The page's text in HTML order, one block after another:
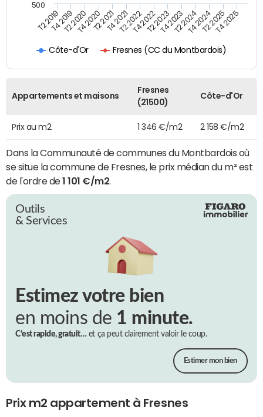
Côte-d'Or Fresnes (CC du Montbardois)
T2 2019T4 2019T2 2020T4 2020T2 2021T4 2021T2 2022T4 2022T2 2023T4 2023T2 2024T4 2024T2 2025T4 2025
500
Appartements et maisons
Fresnes
(21500)
Côte-d'Or
Prix au m2 1 346 €/m2 2 158 €/m2
Dans la Communauté de communes du Montbardois où
se situe la commune de Fresnes, le prix médian du m² est
de l'ordre de1 101 €/m2
Outils
& Services
Estimez votre bien
en moins de 1 minute.
C’est rapide, gratuit…et ça peut clairement valoir le coup.
Estimer mon bien
Prix m2 appartement à Fresnes